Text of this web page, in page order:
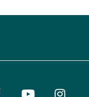
FacebookYoutube